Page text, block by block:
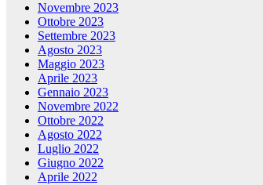
Novembre 2023
Ottobre 2023
Settembre 2023
Agosto 2023
Maggio 2023
Aprile 2023
Gennaio 2023
Novembre 2022
Ottobre 2022
Agosto 2022
Luglio 2022
Giugno 2022
Aprile 2022